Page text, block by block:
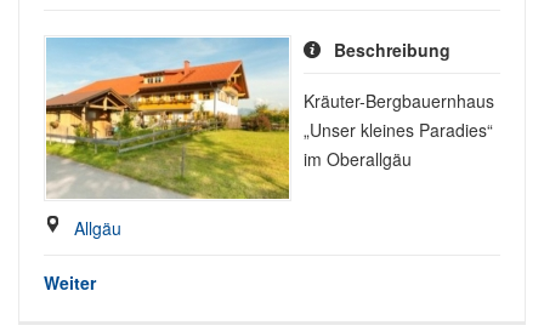
Beschreibung
Kräuter-Bergbauernhaus
„Unser kleines Paradies“
im Oberallgäu
Allgäu
Weiter